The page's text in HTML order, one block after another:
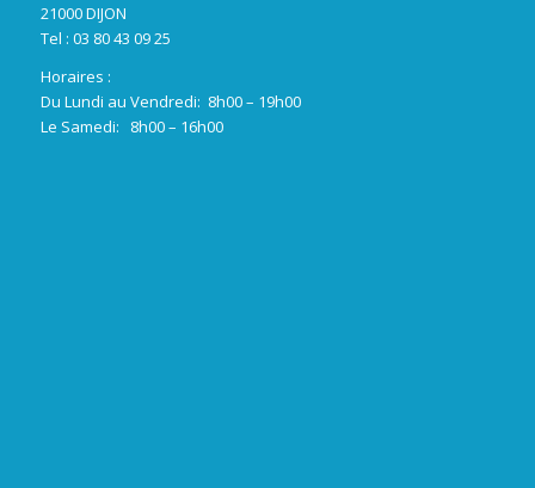
21000 DIJON
Tel : 03 80 43 09 25
Horaires :
Du Lundi au Vendredi: 8h00 – 19h00
Le Samedi: 8h00 – 16h00